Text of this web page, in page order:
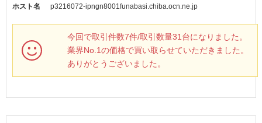
ホスト名 p3216072-ipngn8001funabasi.chiba.ocn.ne.jp
今回で取引件数7件/取引数量31台になりました。
業界No.1の価格で買い取らせていただきました。
ありがとうございました。